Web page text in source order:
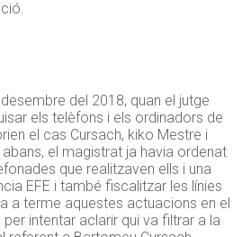
del 2018, quan el jutge
els telèfons i els ordinadors de
el cas Cursach, kiko Mestre i
el magistrat ja havia ordenat
que realitzaven ells i una
EFE i també fiscalitzar les línies
a terme aquestes actuacions en el
intentar aclarir qui va filtrar a la